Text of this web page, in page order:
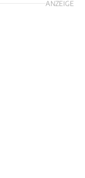
ANZEIGE